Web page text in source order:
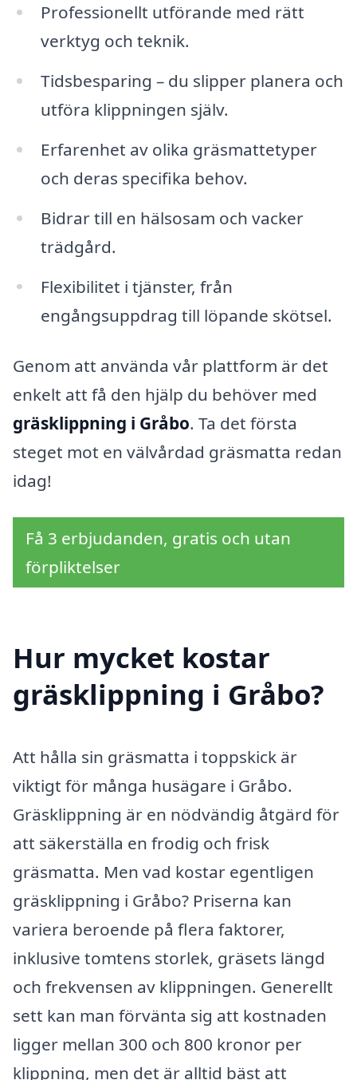
Professionellt utförande med rätt
verktyg och teknik.
Tidsbesparing – du slipper planera och
utföra klippningen själv.
Erfarenhet av olika gräsmattetyper
och deras specifika behov.
Bidrar till en hälsosam och vacker
trädgård.
Flexibilitet i tjänster, från
engångsuppdrag till löpande skötsel.
Genom att använda vår plattform är det
enkelt att få den hjälp du behöver med
gräsklippning i Gråbo. Ta det första
steget mot en välvårdad gräsmatta redan
idag!
Få 3 erbjudanden, gratis och utan
förpliktelser
Hur mycket kostar
gräsklippning i Gråbo?
Att hålla sin gräsmatta i toppskick är
viktigt för många husägare i Gråbo.
Gräsklippning är en nödvändig åtgärd för
att säkerställa en frodig och frisk
gräsmatta. Men vad kostar egentligen
gräsklippning i Gråbo? Priserna kan
variera beroende på flera faktorer,
inklusive tomtens storlek, gräsets längd
och frekvensen av klippningen. Generellt
sett kan man förvänta sig att kostnaden
ligger mellan 300 och 800 kronor per
klippning, men det är alltid bäst att